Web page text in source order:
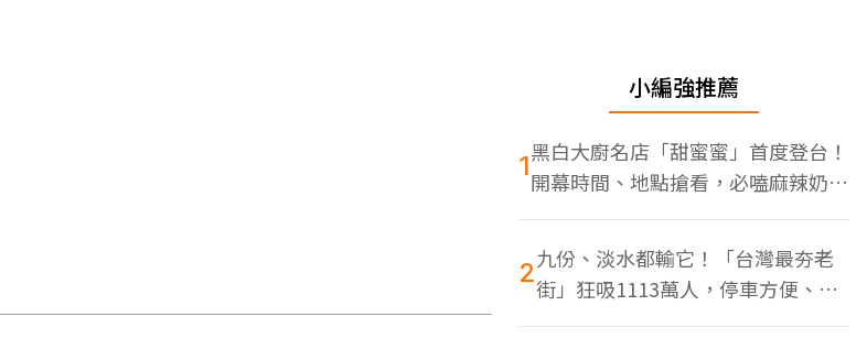
小編強推薦
1黑白大廚名店「甜蜜蜜」首度登台！
開幕時間、地點搶看，必嗑麻辣奶油
蝦
2九份、淡水都輸它！「台灣最夯老
街」狂吸1113萬人，停車方便、特
色美食多